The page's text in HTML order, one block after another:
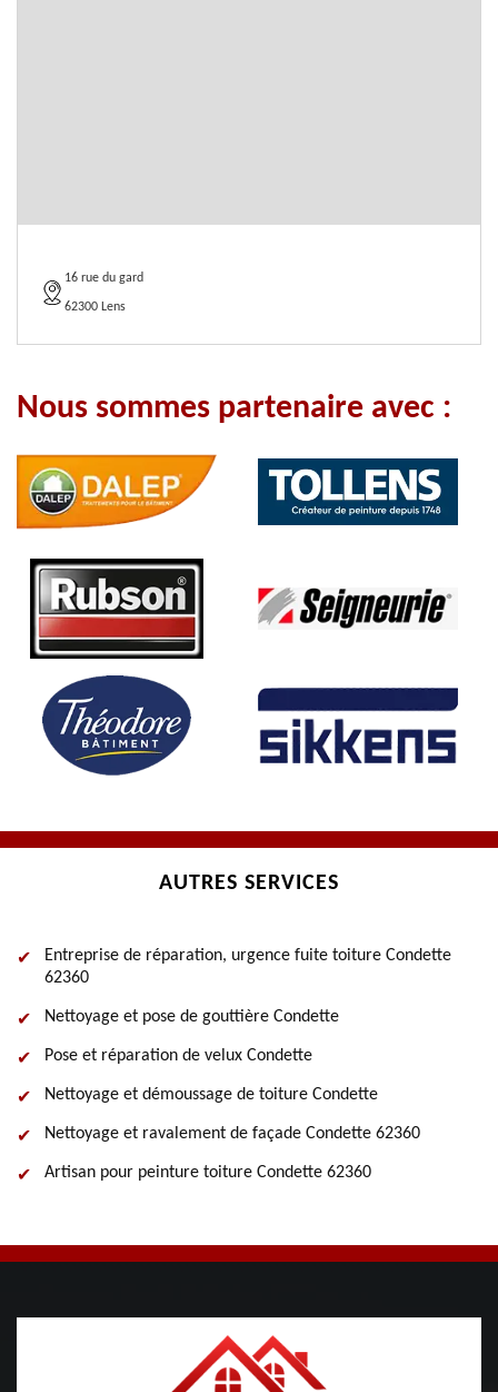
16 rue du gard
62300 Lens
Nous sommes partenaire avec :
AUTRES SERVICES
Entreprise de réparation, urgence fuite toiture Condette
62360
Nettoyage et pose de gouttière Condette
Pose et réparation de velux Condette
Nettoyage et démoussage de toiture Condette
Nettoyage et ravalement de façade Condette 62360
Artisan pour peinture toiture Condette 62360